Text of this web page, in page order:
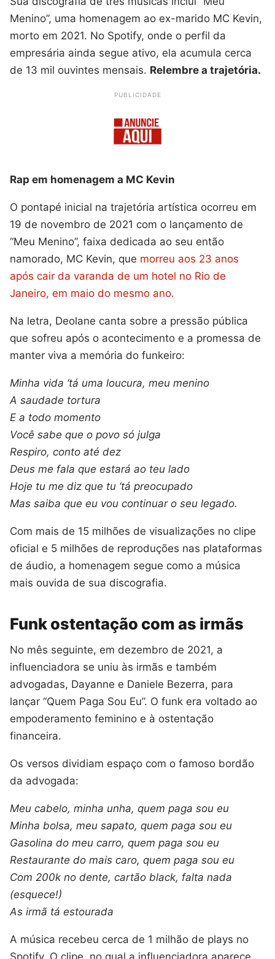
Menino”, uma homenagem ao ex-marido MC Kevin,
morto em 2021. No Spotify, onde o perfil da
empresária ainda segue ativo, ela acumula cerca
de 13 mil ouvintes mensais. Relembre a trajetória.
PUBLICIDADE
Rap em homenagem a MC Kevin
O pontapé inicial na trajetória artística ocorreu em
19 de novembro de 2021 com o lançamento de
“Meu Menino”, faixa dedicada ao seu então
namorado, MC Kevin, que morreu aos 23 anos
após cair da varanda de um hotel no Rio de
Janeiro, em maio do mesmo ano.
Na letra, Deolane canta sobre a pressão pública
que sofreu após o acontecimento e a promessa de
manter viva a memória do funkeiro:
Minha vida ‘tá uma loucura, meu menino
A saudade tortura
E a todo momento
Você sabe que o povo só julga
Respiro, conto até dez
Deus me fala que estará ao teu lado
Hoje tu me diz que tu ‘tá preocupado
Mas saiba que eu vou continuar o seu legado.
Com mais de 15 milhões de visualizações no clipe
oficial e 5 milhões de reproduções nas plataformas
de áudio, a homenagem segue como a música
mais ouvida de sua discografia.
Funk ostentação com as irmãs
No mês seguinte, em dezembro de 2021, a
influenciadora se uniu às irmãs e também
advogadas, Dayanne e Daniele Bezerra, para
lançar “Quem Paga Sou Eu”. O funk era voltado ao
empoderamento feminino e à ostentação
financeira.
Os versos dividiam espaço com o famoso bordão
da advogada:
Meu cabelo, minha unha, quem paga sou eu
Minha bolsa, meu sapato, quem paga sou eu
Gasolina do meu carro, quem paga sou eu
Restaurante do mais caro, quem paga sou eu
Com 200k no dente, cartão black, falta nada
(esquece!)
As irmã tá estourada
A música recebeu cerca de 1 milhão de plays no
Spotify. O clipe, no qual a influenciadora aparece